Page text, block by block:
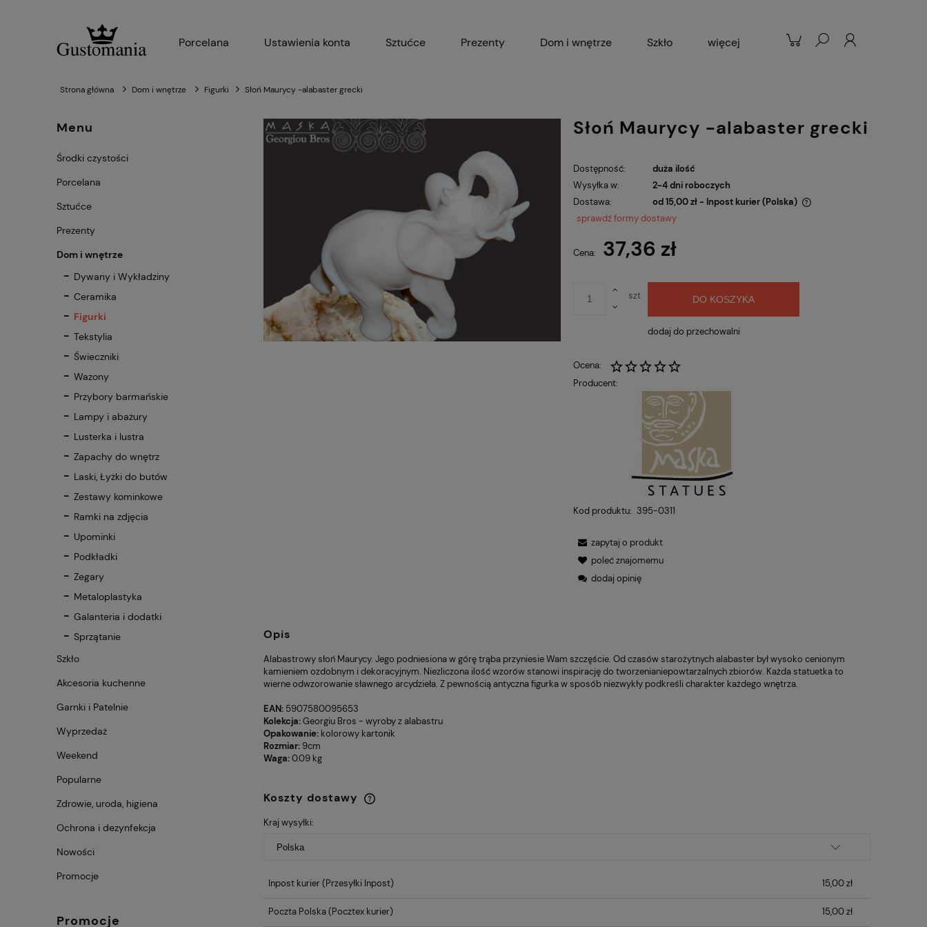
Porcelana Ustawienia konta Sztućce Prezenty Dom i wnętrze Szkło więcej
Strona główna Dom i wnętrze Figurki Słoń Maurycy -alabaster grecki
Menu
Środki czystości
Porcelana
Sztućce
Prezenty
Dom i wnętrze
Dywany i Wykładziny
Ceramika
Figurki
Tekstylia
Świeczniki
Wazony
Przybory barmańskie
Lampy i abażury
Lusterka i lustra
Zapachy do wnętrz
Laski, Łyżki do butów
Zestawy kominkowe
Ramki na zdjęcia
Upominki
Podkładki
Zegary
Metaloplastyka
Galanteria i dodatki
Sprzątanie
Szkło
Akcesoria kuchenne
Garnki i Patelnie
Wyprzedaż
Weekend
Popularne
Zdrowie, uroda, higiena
Ochrona i dezynfekcja
Nowości
Promocje
Promocje
Słoń Maurycy -alabaster grecki
Dostępność:
duża ilość
Wysyłka w:
2-4 dni roboczych
Dostawa:
od 15,00 zł - Inpost kurier (Polska)
płatności
sprawdź formy dostawy
Cena: 37,36 zł
szt DO KOSZYKA
dodaj do przechowalni
Ocena:
Producent:
Kod produktu: 395-0311
zapytaj o produkt
poleć znajomemu
dodaj opinię
Opis
Alabastrowy słoń Maurycy. Jego podniesiona w górę trąba przyniesie Wam szczęście. Od czasów starożytnych alabaster był wysoko cenionym
kamieniem ozdobnym i dekoracyjnym. Niezliczona ilość wzorów stanowi inspirację do tworzenianiepowtarzalnych zbiorów. Każda statuetka to
wierne odwzorowanie sławnego arcydzieła. Z pewnością antyczna figurka w sposób niezwykły podkreśli charakter każdego wnętrza.
EAN: 5907580095653
Kolekcja:Georgiu Bros - wyroby z alabastru
Opakowanie: kolorowy kartonik
Rozmiar: 9cm
Waga:0.09 kg
Koszty dostawy
Kraj wysyłki:
Inpost kurier(Przesyłki Inpost) 15,00 zł
Poczta Polska(Pocztex kurier) 15,00 zł